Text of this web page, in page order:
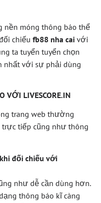
nền móng thông báo thể
chiếu fb88 nha cai với
ta tuyển tuyển chọn
nhất với sự phải dùng
VỚI LIVESCORE.IN
trang web thường
trực tiếp cũng như thông
đối chiếu với
như dễ cần dùng hơn.
thông báo kĩ càng